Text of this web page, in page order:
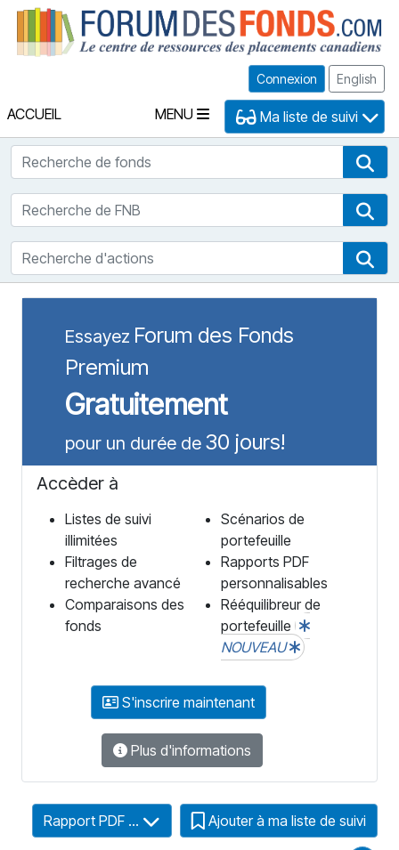
Connexion English
ACCUEIL MENU Ma liste de suivi
Recherche de fonds
Recherche de FNB
Recherche d'actions
Essayez Forum des Fonds
Premium
Gratuitement
pour un durée de 30 jours!
Accèder à
Listes de suivi
illimitées
Filtrages de
recherche avancé
Comparaisons des
fonds
Scénarios de
portefeuille
Rapports PDF
personnalisables
Rééquilibreur de
portefeuille
NOUVEAU
S'inscrire maintenant
Plus d'informations
Rapport PDF ... Ajouter à ma liste de suivi